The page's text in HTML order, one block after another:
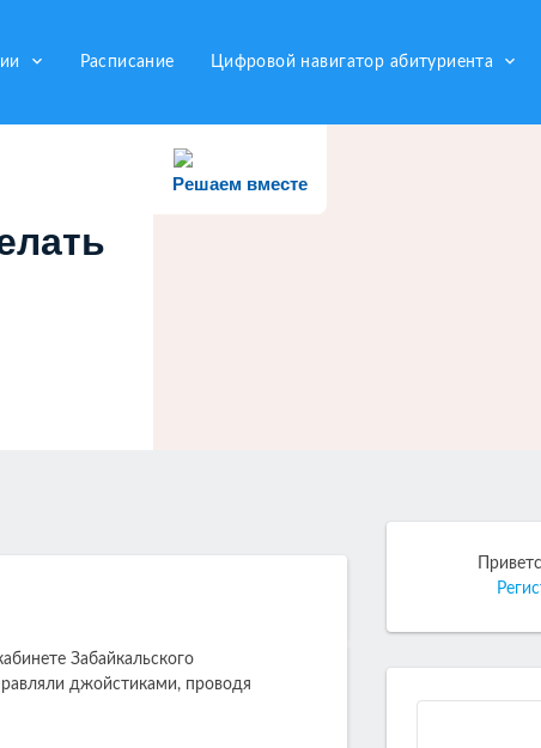
keyboard_arrow_down Расписание Цифровой навигатор абитуриента keyboard_arrow_down
Решаем вместе
Забайкальского
джойстиками, проводя